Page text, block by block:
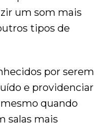
um som mais
tipos de
por serem
e providenciar
quando
salas mais